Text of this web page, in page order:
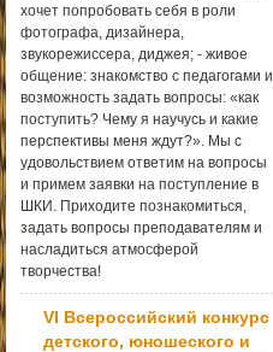
хочет попробовать себя в роли
фотографа, дизайнера,
звукорежиссера, диджея; - живое
общение: знакомство с педагогами и
возможность задать вопросы: «как
поступить? Чему я научусь и какие
перспективы меня ждут?». Мы с
удовольствием ответим на вопросы
и примем заявки на поступление в
ШКИ. Приходите познакомиться,
задать вопросы преподавателям и
насладиться атмосферой
творчества!
VI Всероссийский конкурс
детского, юношеского и